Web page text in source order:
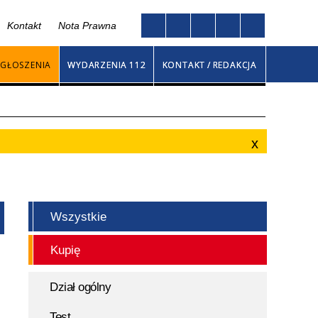
Kontakt Nota Prawna
WYDARZENIA 112 KONTAKT / REDAKCJA
Wszystkie
Kupię
Dział ogólny